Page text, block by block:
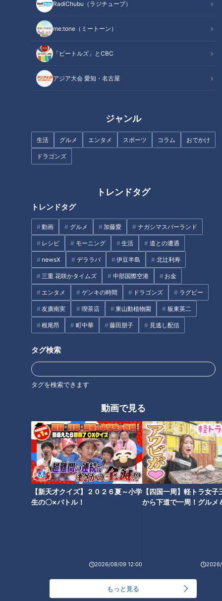
RadiChubu（ラジチューブ）
me:tone（ミートーン）
「ビートルズ」とCBC
アジア大会 愛知・名古屋
ジャンル
生活 グルメ エンタメ スポーツ コラム おでかけ
ドラゴンズ
トレンドタグ
トレンドタグ
動画 グルメ 加藤愛 ナガシマスパーランド
レシピ モーニング 生活 道との遭遇
newsX デララバ 伊豆半島 北辻利寿
三重 花咲かタイムズ 中部国際空港 お金
エンタメ ゲンキの時間 ドラゴンズ ラグビー
友廣南実 喫茶店 東山動植物園 板東英二
根尾昂 町中華 藤田朋子 見逃し配信
タグ検索
タグを検索できます
動画で見る
【新天才クイズ】２０２６夏～小学
生の〇×バトル！
2026/08/09 12:00
【四国一周】軽トラ女子
から下道で一周！グルメ
もっと見る
地元の歴史的イベントをどこよ
りもアツく生放送！CBCテレビ
平日午前の新番組「推そうぜ！
アジア大会 愛知・名古屋」９
月１４日スタート！
【特集】ごみか資源か 住宅地に
巨大な山 業者は「油にリサイ
クルできる」【newsX】
「糖尿病」夏の食生活に注
意！…血糖値スパイクが起きて
ずのアジア大会ポスターに思わ
ぬ落とし穴
ＣＢＣとＮＨＫが初コラボで秘
蔵映像大放出！【アノコロQ】
グルメ おでかけ うなずキング
花咲かタイムズ
オススメ関連コンテンツ
石丸幹二「すごい痩せました
ね！」…世界一楽なスクワッ
ト！？ダイエットのスペシャリ
ストに学ぶ「無理なくやせる方
「避妊リング」という選択肢...
実際に使用している人の声